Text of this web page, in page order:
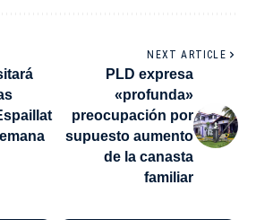
NEXT ARTICLE
PLD expresa
«profunda»
preocupación por
supuesto aumento
de la canasta
familiar